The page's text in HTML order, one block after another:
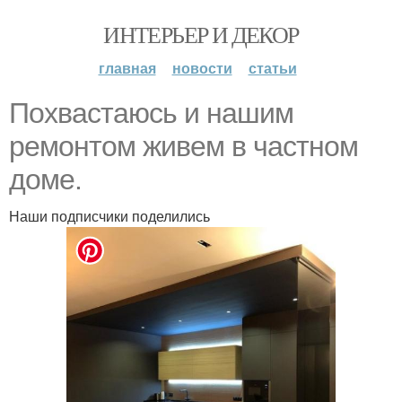
ИНТЕРЬЕР И ДЕКОР
главная новости статьи
Похвастаюсь и нашим
ремонтом живем в частном
доме.
Наши подписчики поделились